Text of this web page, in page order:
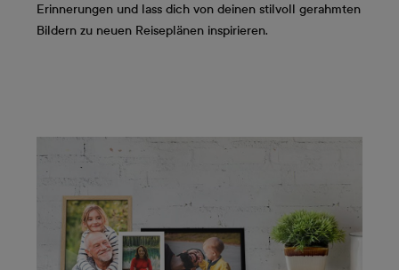
Erinnerungen und lass dich von deinen stilvoll gerahmten
Bildern zu neuen Reiseplänen inspirieren.